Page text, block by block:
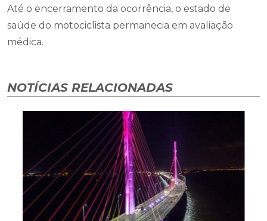
Até o encerramento da ocorrência, o estado de
saúde do motociclista permanecia em avaliação
médica.
NOTÍCIAS RELACIONADAS